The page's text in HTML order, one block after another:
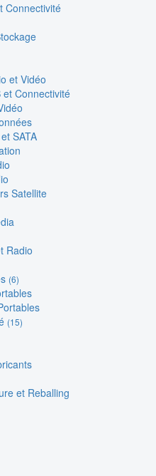
Connectivité
et Vidéo
et Connectivité
SATA
Satellite
Radio
(6)
(15)
et Reballing